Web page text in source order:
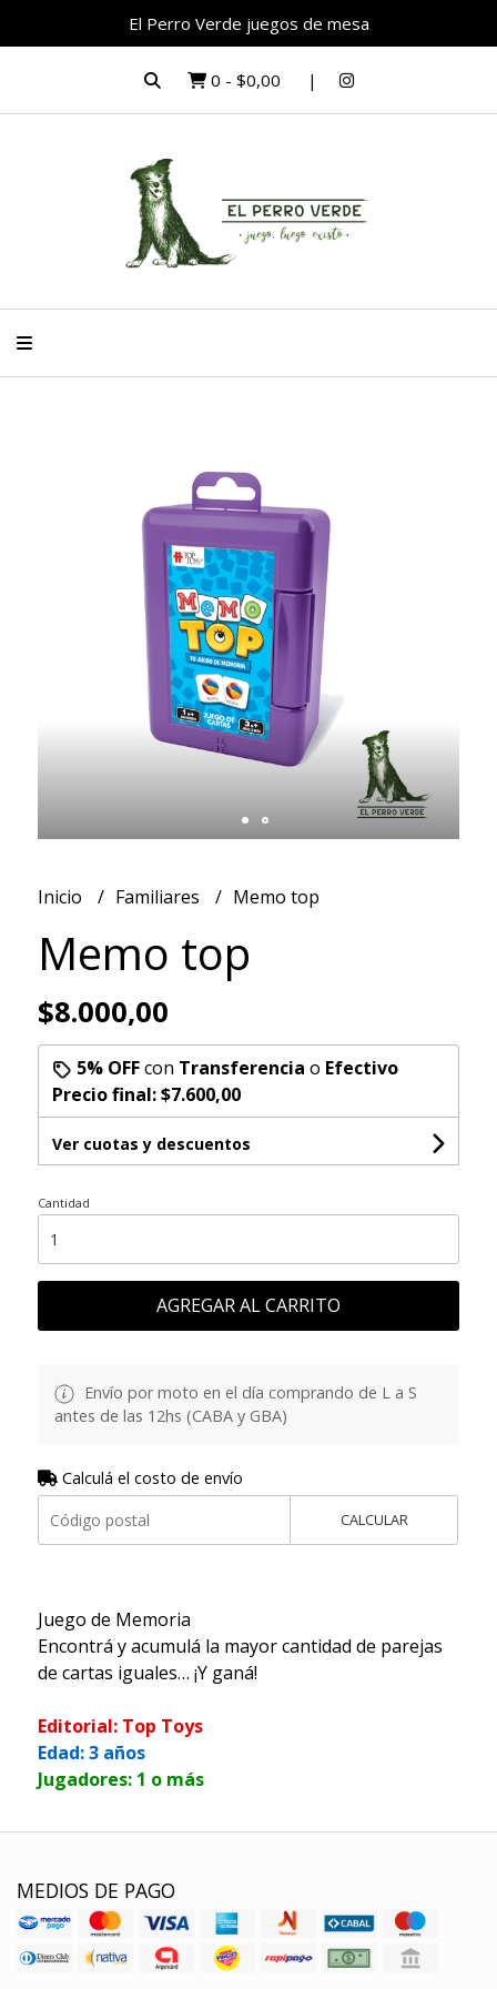
El Perro Verde juegos de mesa
0 - $0,00
Inicio Familiares Memo top
Memo top
$8.000,00
5% OFFcon Transferencia o Efectivo
Precio final:$7.600,00
Ver cuotas y descuentos
Cantidad
AGREGAR AL CARRITO
Envío por moto en el día comprando de L a S
antes de las 12hs (CABA y GBA)
Calculá el costo de envío
CALCULAR
Juego de Memoria
Encontrá y acumulá la mayor cantidad de parejas
de cartas iguales… ¡Y ganá!
Editorial: Top Toys
Edad: 3 años
Jugadores: 1 o más
MEDIOS DE PAGO